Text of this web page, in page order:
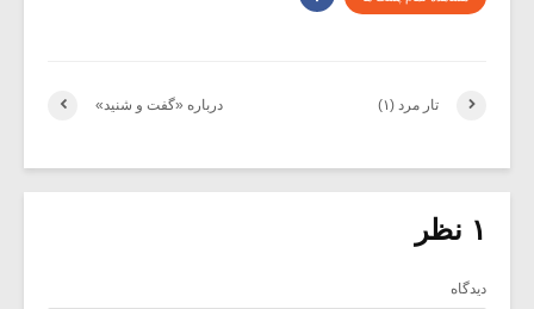
درباره «گفت و شنید» تار مرد (۱)
۱ نظر
دیدگاه